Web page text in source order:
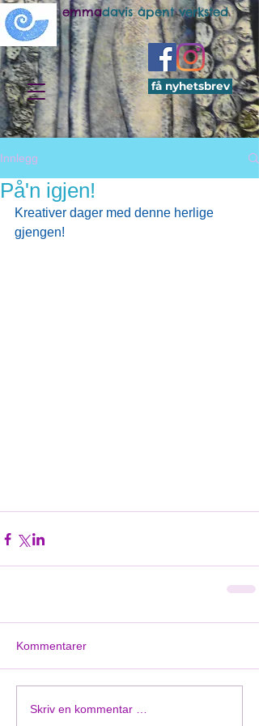
emmadavis åpent verksted
få nyhetsbrev
Innlegg
På'n igjen!
Kreativer dager med denne herlige
gjengen!
Kommentarer
Skriv en kommentar …